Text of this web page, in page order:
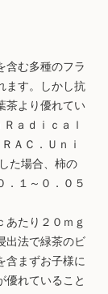
含む多種のフラ
ます。しかし抗
茶より優れてい
ａｄｉｃａｌ
ＡＣ．Ｕｎｉ
た場合、柿の
．１～０．０５
たり２０ｍｇ
出法で緑茶のビ
含まずお子様に
優れていること